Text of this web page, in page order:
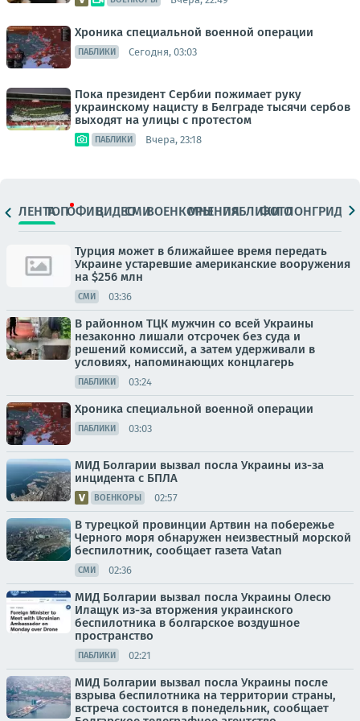
Хроника специальной военной операции
ПАБЛИКИ Сегодня, 03:03
Пока президент Сербии пожимает руку
украинскому нацисту в Белграде тысячи сербов
выходят на улицы с протестом
ПАБЛИКИ Вчера, 23:18
ЛЕНТАТОПОФИЦ.ВИДЕОСМИВОЕНКОРЫМНЕНИЯПАБЛИКИ
ФОТОЛОНГРИДЫ
Турция может в ближайшее время передать
Украине устаревшие американские вооружения
на $256 млн
СМИ 03:36
В районном ТЦК мужчин со всей Украины
незаконно лишали отсрочек без суда и
решений комиссий, а затем удерживали в
условиях, напоминающих концлагерь
ПАБЛИКИ 03:24
Хроника специальной военной операции
ПАБЛИКИ 03:03
МИД Болгарии вызвал посла Украины из-за
инцидента с БПЛА
ВОЕНКОРЫ 02:57
В турецкой провинции Артвин на побережье
Черного моря обнаружен неизвестный морской
беспилотник, сообщает газета Vatan
СМИ 02:36
МИД Болгарии вызвал посла Украины Олесю
Илащук из-за вторжения украинского
беспилотника в болгарское воздушное
пространство
ПАБЛИКИ 02:21
МИД Болгарии вызвал посла Украины после
взрыва беспилотника на территории страны,
встреча состоится в понедельник, сообщает